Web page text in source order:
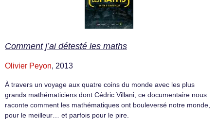
Comment j’ai détesté les maths
Olivier Peyon, 2013
À travers un voyage aux quatre coins du monde avec les plus
grands mathématiciens dont Cédric Villani, ce documentaire nous
raconte comment les mathématiques ont bouleversé notre monde,
pour le meilleur… et parfois pour le pire.